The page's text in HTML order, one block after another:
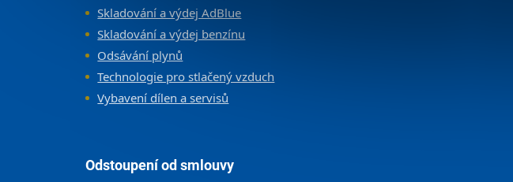
Skladování a výdej AdBlue
Skladování a výdej benzínu
Odsávání plynů
Technologie pro stlačený vzduch
Vybavení dílen a servisů
Odstoupení od smlouvy